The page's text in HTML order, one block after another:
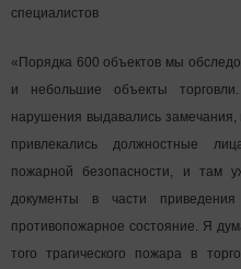
специалистов
«Порядка 600 объектов мы
и небольшие объекты
нарушения выдавались замечания,
привлекались должностные
пожарной безопасности, и там
документы в части
противопожарное состояние. Я
того трагического пожара в